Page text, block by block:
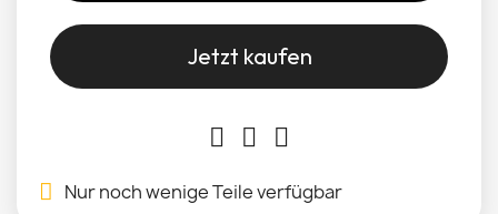
Jetzt kaufen
Nur noch wenige Teile verfügbar